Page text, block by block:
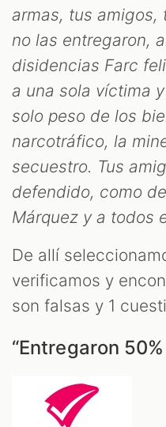
armas, tus amigos,
no las entregaron,
disidencias Farc
a una sola víctima
solo peso de los
narcotráfico, la
secuestro. Tus
defendido, como
Márquez y a todos
De allí
verificamos y
son falsas y 1
“Entregaron